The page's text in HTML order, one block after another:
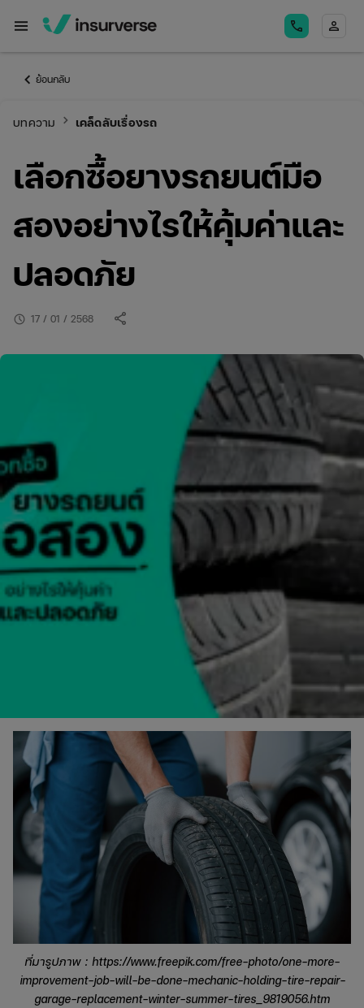
menu call person
keyboard_arrow_left ย้อนกลับ
บทความ keyboard_arrow_right เคล็ดลับเรื่องรถ
เลือกซื้อยางรถยนต์มือ
สองอย่างไรให้คุ้มค่าและ
ปลอดภัย
schedule 17 / 01 / 2568 share
ที่มารูปภาพ : https://www.freepik.com/free-photo/one-more-
improvement-job-will-be-done-mechanic-holding-tire-repair-
garage-replacement-winter-summer-tires_9819056.htm